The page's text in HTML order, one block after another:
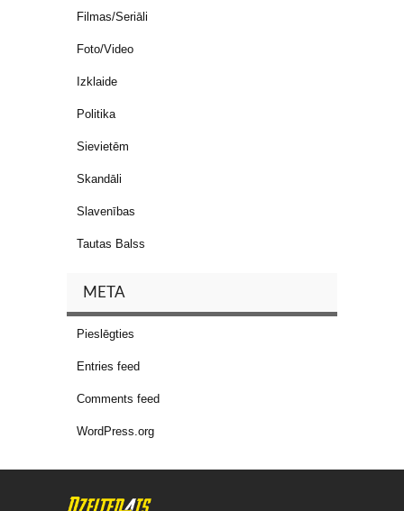
Filmas/Seriāli
Foto/Video
Izklaide
Politika
Sievietēm
Skandāli
Slavenības
Tautas Balss
META
Pieslēgties
Entries feed
Comments feed
WordPress.org